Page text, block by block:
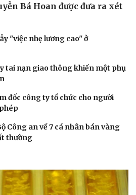
Bá Hoan được đưa ra xét
"việc nhẹ lương cao" ở
tai nạn giao thông khiến một phụ
đốc công ty tổ chức cho người
Công an về 7 cá nhân bán vàng
thường